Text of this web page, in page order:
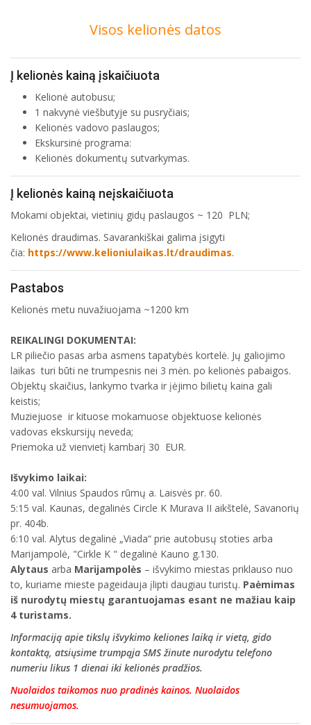
Visos kelionės datos
Į kelionės kainą įskaičiuota
Kelionė autobusu;
1 nakvynė viešbutyje su pusryčiais;
Kelionės vadovo paslaugos;
Ekskursinė programa:
Kelionės dokumentų sutvarkymas.
Į kelionės kainą neįskaičiuota
Mokami objektai, vietinių gidų paslaugos ~ 120 PLN;
Kelionės draudimas. Savarankiškai galima įsigyti
čia: https://www.kelioniulaikas.lt/draudimas.
Pastabos
Kelionės metu nuvažiuojama ~1200 km
REIKALINGI DOKUMENTAI:
LR piliečio pasas arba asmens tapatybės kortelė. Jų galiojimo
laikas turi būti ne trumpesnis nei 3 mėn. po kelionės pabaigos.
Objektų skaičius, lankymo tvarka ir įėjimo bilietų kaina gali
keistis;
Muziejuose ir kituose mokamuose objektuose kelionės
vadovas ekskursijų neveda;
Priemoka už vienvietį kambarį 30 EUR.
Išvykimo laikai:
4:00 val. Vilnius Spaudos rūmų a. Laisvės pr. 60.
5:15 val. Kaunas, degalinės Circle K Murava II aikštelė, Savanorių
pr. 404b.
6:10 val. Alytus degalinė „Viada“ prie autobusų stoties arba
Marijampolė, "Cirkle K " degalinė Kauno g.130.
Alytaus arba Marijampolės – išvykimo miestas priklauso nuo
to, kuriame mieste pageidauja įlipti daugiau turistų. Paėmimas
iš nurodytų miestų garantuojamas esant ne mažiau kaip
4 turistams.
Informaciją apie tikslų išvykimo keliones laiką ir vietą, gido
kontaktą, atsiųsime trumpąja SMS žinute nurodytu telefono
numeriu likus 1 dienai iki kelionės pradžios.
Nuolaidos taikomos nuo pradinės kainos. Nuolaidos
nesumuojamos.